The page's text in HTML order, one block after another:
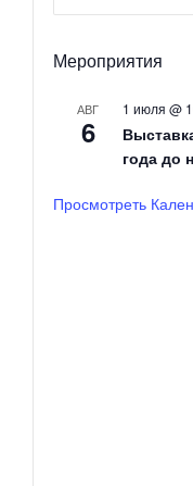
Мероприятия
АВГ
6
1 июля @
года до
Просмотреть